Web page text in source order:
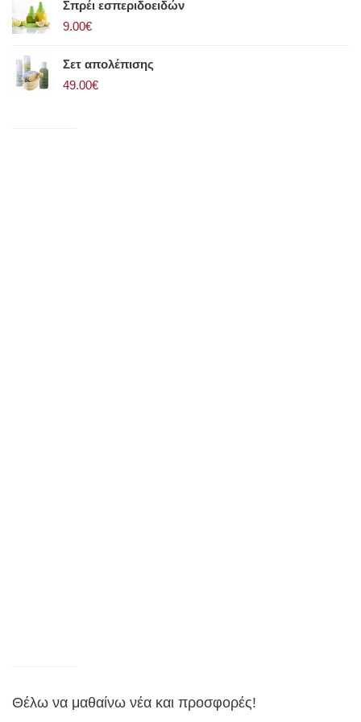
Σπρέι εσπεριδοειδών
9.00€
Σετ απολέπισης
49.00€
Θέλω να μαθαίνω νέα και προσφορές!